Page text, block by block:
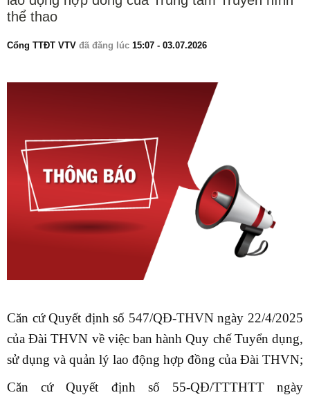
thể thao
Cổng TTĐT VTV đã đăng lúc 15:07 - 03.07.2026
Căn cứ Quyết định số 547/QĐ-THVN ngày 22/4/2025
của Đài THVN về việc ban hành Quy chế Tuyển dụng,
sử dụng và quản lý lao động hợp đồng của Đài THVN;
Căn cứ Quyết định số 55-QĐ/TTTHTT ngày